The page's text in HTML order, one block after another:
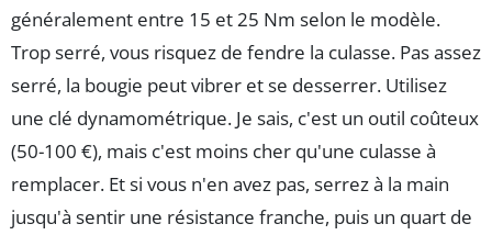
généralement entre 15 et 25 Nm selon le modèle.
Trop serré, vous risquez de fendre la culasse. Pas assez
serré, la bougie peut vibrer et se desserrer. Utilisez
une clé dynamométrique. Je sais, c'est un outil coûteux
(50-100 €), mais c'est moins cher qu'une culasse à
remplacer. Et si vous n'en avez pas, serrez à la main
jusqu'à sentir une résistance franche, puis un quart de